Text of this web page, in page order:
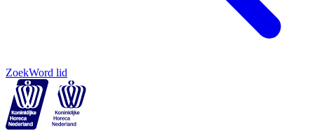
ZoekWord lid